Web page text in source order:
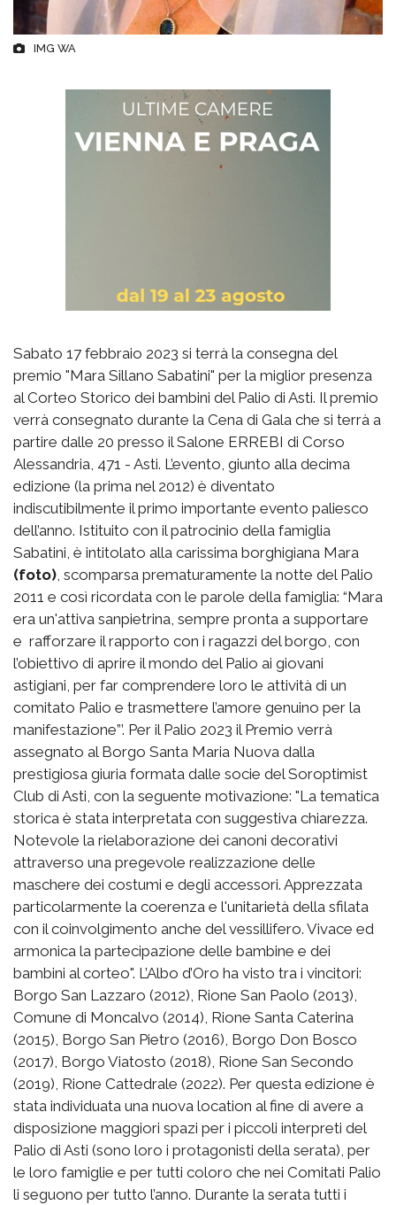
IMG WA
Sabato 17 febbraio 2023 si terrà la consegna del
premio "Mara Sillano Sabatini" per la miglior presenza
al Corteo Storico dei bambini del Palio di Asti. Il premio
verrà consegnato durante la Cena di Gala che si terrà a
partire dalle 20 presso il Salone ERREBI di Corso
Alessandria, 471 - Asti. L’evento, giunto alla decima
edizione (la prima nel 2012) è diventato
indiscutibilmente il primo importante evento paliesco
dell’anno. Istituito con il patrocinio della famiglia
Sabatini, è intitolato alla carissima borghigiana Mara
(foto), scomparsa prematuramente la notte del Palio
2011 e così ricordata con le parole della famiglia: “Mara
era un'attiva sanpietrina, sempre pronta a supportare
e rafforzare il rapporto con i ragazzi del borgo, con
l’obiettivo di aprire il mondo del Palio ai giovani
astigiani, per far comprendere loro le attività di un
comitato Palio e trasmettere l’amore genuino per la
manifestazione”’. Per il Palio 2023 il Premio verrà
assegnato al Borgo Santa Maria Nuova dalla
prestigiosa giuria formata dalle socie del Soroptimist
Club di Asti, con la seguente motivazione: "La tematica
storica è stata interpretata con suggestiva chiarezza.
Notevole la rielaborazione dei canoni decorativi
attraverso una pregevole realizzazione delle
maschere dei costumi e degli accessori. Apprezzata
particolarmente la coerenza e l'unitarietà della sfilata
con il coinvolgimento anche del vessillifero. Vivace ed
armonica la partecipazione delle bambine e dei
bambini al corteo". L’Albo d’Oro ha visto tra i vincitori:
Borgo San Lazzaro (2012), Rione San Paolo (2013),
Comune di Moncalvo (2014), Rione Santa Caterina
(2015), Borgo San Pietro (2016), Borgo Don Bosco
(2017), Borgo Viatosto (2018), Rione San Secondo
(2019), Rione Cattedrale (2022). Per questa edizione è
stata individuata una nuova location al fine di avere a
disposizione maggiori spazi per i piccoli interpreti del
Palio di Asti (sono loro i protagonisti della serata), per
le loro famiglie e per tutti coloro che nei Comitati Palio
li seguono per tutto l’anno. Durante la serata tutti i